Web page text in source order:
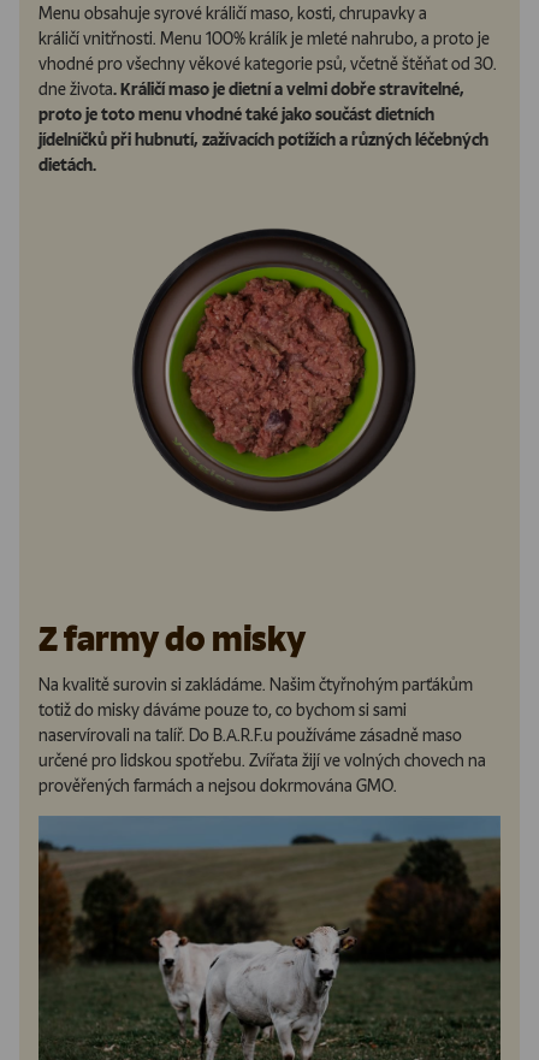
Menu obsahuje syrové králičí maso, kosti, chrupavky a
králičí vnitřnosti. Menu 100% králík je mleté nahrubo, a proto je
vhodné pro všechny věkové kategorie psů, včetně štěňat od 30.
dne života.Králičí maso je dietní a velmi dobře stravitelné,
proto je toto menu vhodné také jako součást dietních
jídelníčků při hubnutí, zažívacích potížích a různých léčebných
dietách.
Z farmy do misky
Na kvalitě surovin si zakládáme. Našim čtyřnohým parťákům
totiž do misky dáváme pouze to, co bychom si sami
naservírovali na talíř. Do B.A.R.F.u používáme zásadně maso
určené pro lidskou spotřebu. Zvířata žijí ve volných chovech na
prověřených farmách a nejsou dokrmována GMO.